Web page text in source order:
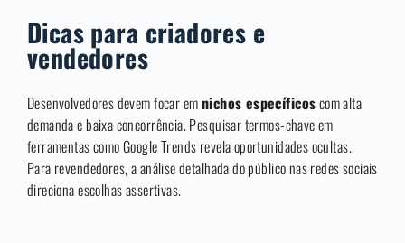
Dicas para criadores e
vendedores
Desenvolvedores devem focar emnichos específicoscom alta
demanda e baixa concorrência. Pesquisar termos-chave em
ferramentas como Google Trends revela oportunidades ocultas.
Para revendedores, a análise detalhada do público nas redes sociais
direciona escolhas assertivas.